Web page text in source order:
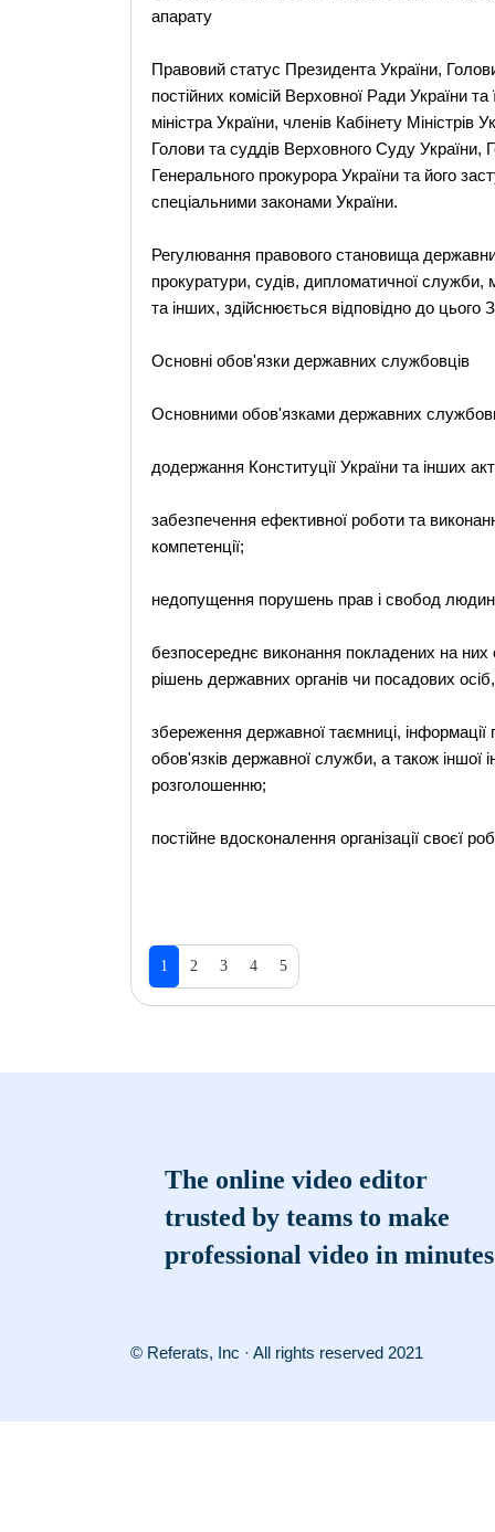
апарату
Правовий статус Президента України,
постійних комісій Верховної Ради України
міністра України, членів Кабінету
Голови та суддів Верховного Суду України,
Генерального прокурора України та його
спеціальними законами України.
Регулювання правового становища
прокуратури, судів, дипломатичної
та інших, здійснюється відповідно до
Основні обов'язки державних службовців
Основними обов'язками державних
додержання Конституції України та інших
забезпечення ефективної роботи та
компетенції;
недопущення порушень прав і свобод
безпосереднє виконання покладених на них
рішень державних органів чи посадових
збереження державної таємниці,
обов'язків державної служби, а також іншої
розголошенню;
постійне вдосконалення організації своєї
1 2 3 4 5
The online video editor
trusted by teams to make
professional video in minutes
© Referats, Inc · All rights reserved 2021